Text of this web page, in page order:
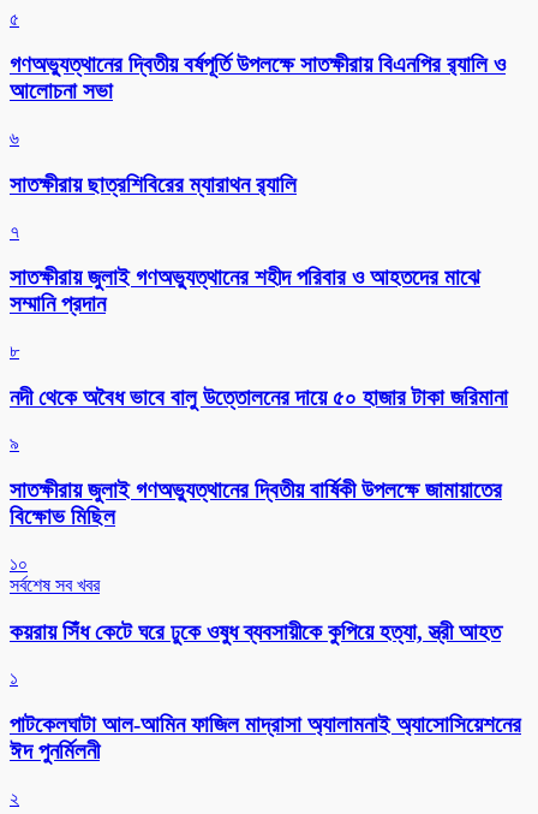
৫
গণঅভ্যুত্থানের দ্বিতীয় বর্ষপূর্তি উপলক্ষে সাতক্ষীরায় বিএনপির র‌্যালি ও
আলোচনা সভা
৬
সাতক্ষীরায় ছাত্রশিবিরের ম্যারাথন র‌্যালি
৭
সাতক্ষীরায় জুলাই গণঅভ্যুত্থানের শহীদ পরিবার ও আহতদের মাঝে
সম্মানি প্রদান
৮
নদী থেকে অবৈধ ভাবে বালু উত্তোলনের দায়ে ৫০ হাজার টাকা জরিমানা
৯
সাতক্ষীরায় জুলাই গণঅভ্যুত্থানের দ্বিতীয় বার্ষিকী উপলক্ষে জামায়াতের
বিক্ষোভ মিছিল
১০
সর্বশেষ সব খবর
কয়রায় সিঁধ কেটে ঘরে ঢুকে ওষুধ ব্যবসায়ীকে কুপিয়ে হত্যা, স্ত্রী আহত
১
পাটকেলঘাটা আল-আমিন ফাজিল মাদ্রাসা অ্যালামনাই অ্যাসোসিয়েশনের
ঈদ পুনর্মিলনী
২